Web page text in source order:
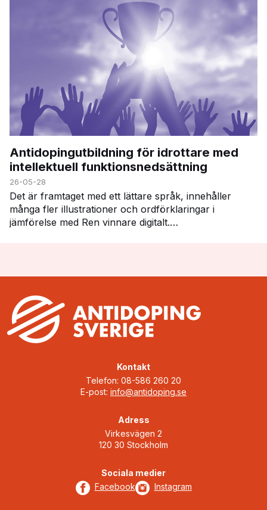
Antidopingutbildning för idrottare med
intellektuell funktionsnedsättning
26-05-28
Det är framtaget med ett lättare språk, innehåller
många fler illustrationer och ordförklaringar i
jämförelse med Ren vinnare digitalt.
Kontakt
Telefon: 08-586 260 20
E-post: info@antidoping.se
Adress
Virkesvägen 2
120 30 Stockholm
Sociala medier
Facebook
Instagram